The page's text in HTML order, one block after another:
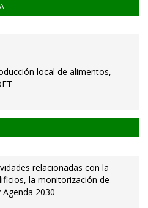
local de alimentos,
relacionadas con la
la monitorización de
2030